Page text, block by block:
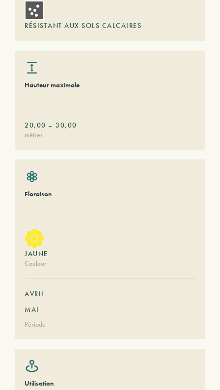
RÉSISTANT AUX SOLS CALCAIRES
Hauteur maximale
20,00 – 30,00
mètres
Floraison
JAUNE
Couleur
AVRIL
MAI
Période
Utilisation